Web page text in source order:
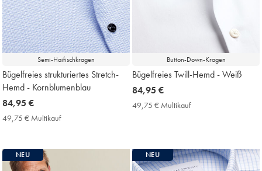
Semi-Haifischkragen
Bügelfreies strukturiertes Stretch-
Hemd - Kornblumenblau
now
84,95
84,95 €
49,75 € Multikauf49,75
Price
Button-Down-Kragen
Bügelfreies Twill-Hemd - Weiß
now
84,95
84,95 €
49,75 € Multikauf49,75
NEU NEU